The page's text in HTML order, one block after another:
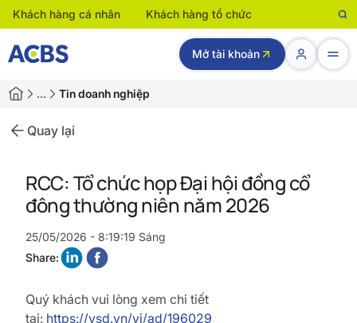
Khách hàng cá nhân Khách hàng tổ chức
Mở tài khoản
… Tin doanh nghiệp
Quay lại
RCC: Tổ chức họp Đại hội đồng cổ
đông thường niên năm 2026
25/05/2026 - 8:19:19 Sáng
Share:
Quý khách vui lòng xem chi tiết
tại: https://vsd.vn/vi/ad/196029